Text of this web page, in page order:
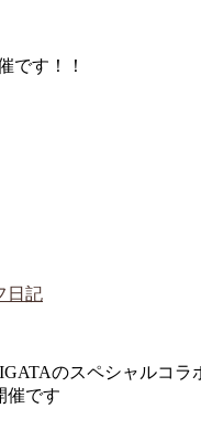
です！！
日記
のスペシャルコラ
催です